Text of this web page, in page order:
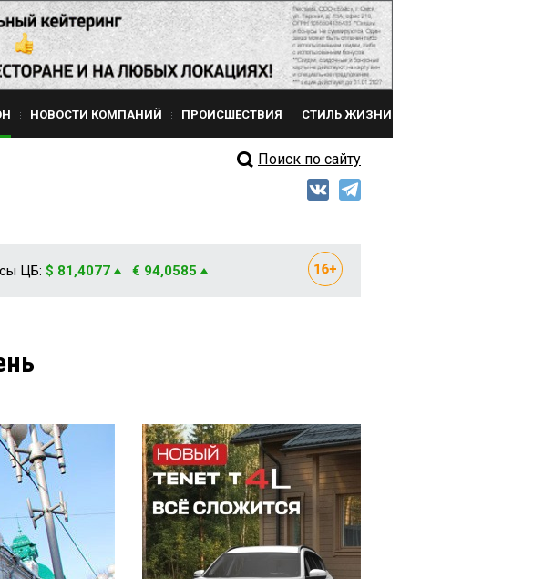
НОВОСТИ КОМПАНИЙ ПРОИСШЕСТВИЯ СТИЛЬ ЖИЗНИ
Поиск по сайту
ЦБ: $ 81,4077 € 94,0585